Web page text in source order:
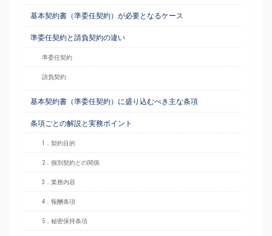
基本契約書（準委任契約）が必要となるケース
準委任契約と請負契約の違い
準委任契約
請負契約
基本契約書（準委任契約）に盛り込むべき主な条項
条項ごとの解説と実務ポイント
1．契約目的
2．個別契約との関係
3．業務内容
4．報酬条項
5．秘密保持条項